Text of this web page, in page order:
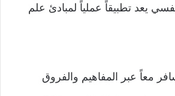
يعد تطبيقاً عملياً لمبادئ علم
معاً عبر المفاهيم والفروق